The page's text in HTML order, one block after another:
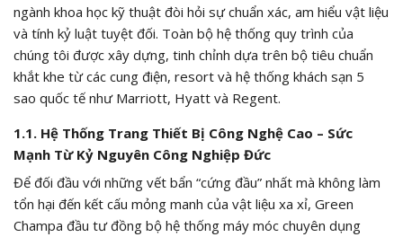
ngành khoa học kỹ thuật đòi hỏi sự chuẩn xác, am hiểu vật liệu
và tính kỷ luật tuyệt đối. Toàn bộ hệ thống quy trình của
chúng tôi được xây dựng, tinh chỉnh dựa trên bộ tiêu chuẩn
khắt khe từ các cung điện, resort và hệ thống khách sạn 5
sao quốc tế như Marriott, Hyatt và Regent.
1.1. Hệ Thống Trang Thiết Bị Công Nghệ Cao – Sức
Mạnh Từ Kỷ Nguyên Công Nghiệp Đức
Để đối đầu với những vết bẩn “cứng đầu” nhất mà không làm
tổn hại đến kết cấu mỏng manh của vật liệu xa xỉ, Green
Champa đầu tư đồng bộ hệ thống máy móc chuyên dụng